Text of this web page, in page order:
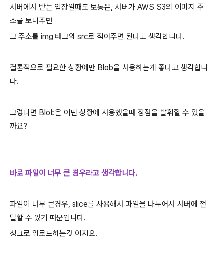
서버에서 받는 입장일때도 보통은, 서버가 AWS S3의 이미지 주
소를 보내주면
그 주소를 img 태그의 src로 적어주면 된다고 생각합니다.
결론적으로 필요한 상황에만 Blob을 사용하는게 좋다고 생각합니
다.
그렇다면 Blob은 어떤 상황에 사용했을때 장점을 발휘할 수 있을
까요?
바로 파일이 너무 큰 경우라고 생각합니다.
파일이 너무 큰경우, slice를 사용해서 파일을 나누어서 서버에 전
달할 수 있기 때문입니다.
청크로 업로드하는것 이지요.